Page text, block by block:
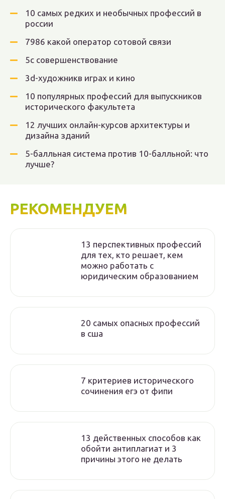
10 самых редких и необычных профессий в
россии
7986 какой оператор сотовой связи
5с совершенствование
3d-художникв играх и кино
10 популярных профессий для выпускников
исторического факультета
12 лучших онлайн-курсов архитектуры и
дизайна зданий
5-балльная система против 10-балльной: что
лучше?
РЕКОМЕНДУЕМ
13 перспективных профессий
для тех, кто решает, кем
можно работать с
юридическим образованием
20 самых опасных профессий
в сша
7 критериев исторического
сочинения егэ от фипи
13 действенных способов как
обойти антиплагиат и 3
причины этого не делать